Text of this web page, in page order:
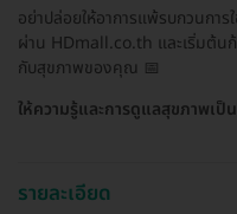
อย่าปล่อยให้อาการแพ้รบกวนกา
ผ่าน HDmall.co.th และเริ่มต้น
กับสุขภาพของคุณ 📅
ให้ความรู้และการดูแลสุขภาพเ
รายละเอียด